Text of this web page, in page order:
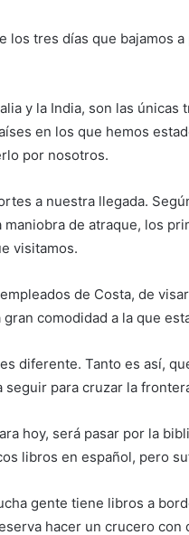
los tres días que bajamos
y la India, son las únicas
en los que hemos
por nosotros.
a nuestra llegada.
maniobra de atraque, los
visitamos.
de Costa, de
comodidad a la que
diferente. Tanto es así,
seguir para cruzar la
hoy, será pasar por la
libros en español, pero
gente tiene libros a
hacer un crucero con